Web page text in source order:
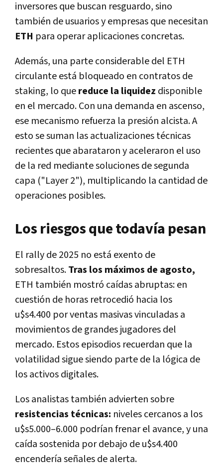
inversores que buscan resguardo, sino
también de usuarios y empresas que necesitan
ETH para operar aplicaciones concretas.
Además, una parte considerable del ETH
circulante está bloqueado en contratos de
staking, lo quereduce la liquidez disponible
en el mercado. Con una demanda en ascenso,
ese mecanismo refuerza la presión alcista. A
esto se suman las actualizaciones técnicas
recientes que abarataron y aceleraron el uso
de la red mediante soluciones de segunda
capa ("Layer 2"), multiplicando la cantidad de
operaciones posibles.
Los riesgos que todavía pesan
El rally de 2025 no está exento de
sobresaltos.Tras los máximos de agosto,
ETH también mostró caídas abruptas: en
cuestión de horas retrocedió hacia los
u$s4.400 por ventas masivas vinculadas a
movimientos de grandes jugadores del
mercado. Estos episodios recuerdan que la
volatilidad sigue siendo parte de la lógica de
los activos digitales.
Los analistas también advierten sobre
resistencias técnicas: niveles cercanos a los
u$s5.000–6.000 podrían frenar el avance, y una
caída sostenida por debajo de u$s4.400
encendería señales de alerta.